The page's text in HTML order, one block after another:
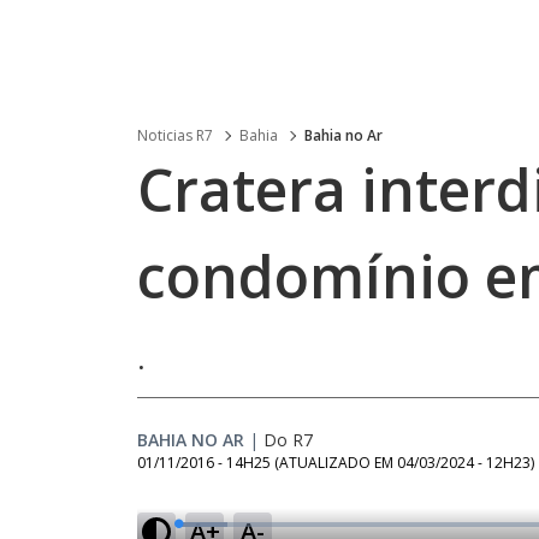
Noticias R7 Bahia Bahia no Ar
Cratera
condomínio
.
BAHIA NO AR | Do R7
01/11/2016 - 14H25 (ATUALIZADO EM 04/03/2024 - 12H23)
A+ A-
L